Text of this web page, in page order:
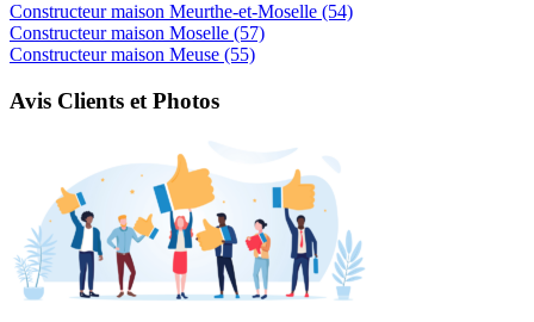
Constructeur maison Meurthe-et-Moselle (54)
Constructeur maison Moselle (57)
Constructeur maison Meuse (55)
Avis Clients et Photos